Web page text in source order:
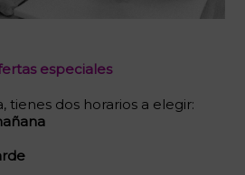
especiales
tienes dos horarios a elegir: